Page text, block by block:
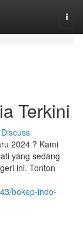
Terkini
Discuss
2024 ? Kami
yang sedang
ini. Tonton
bokep-indo-